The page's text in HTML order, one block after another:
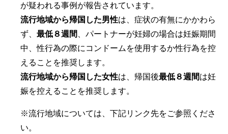
が疑われる事例が報告されています。
流行地域から帰国した男性は、症状の有無にかかわら
ず、 最低８週間
、パートナーが妊婦の場合は妊娠期間
中、性行為の際にコンドームを使用するか性行為を控
えることを推奨します。
流行地域から帰国した女性は、帰国後最低８週間は妊
娠を控えることを推奨します。
※流行地域については、下記リンク先をご参照くださ
い。